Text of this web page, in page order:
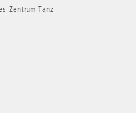
Zentrum Tanz